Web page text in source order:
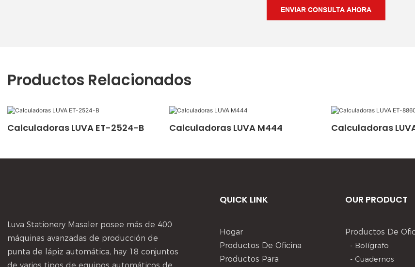
ENVIAR CONSULTA AHORA
Productos Relacionados
Calculadoras LUVA ET-2524-B Calculadoras LUVA M444 Calculadoras
Luva Stationery Masaler posee más de 400
máquinas avanzadas de producción de
punta de lápiz automática, hay 18 conjuntos
QUICK LINK
Hogar
Productos De Oficina
Productos Para
OUR PRODUCT
Productos De
- Bolígrafo
- Cuadernos